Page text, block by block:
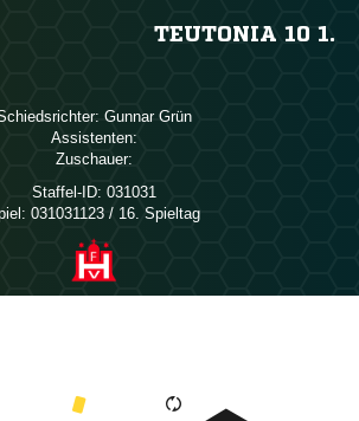
TEUTONIA 10 1.
 
Assistenten:
Zuschauer:
Staffel-ID: 031031
031031123 / 16. Spieltag